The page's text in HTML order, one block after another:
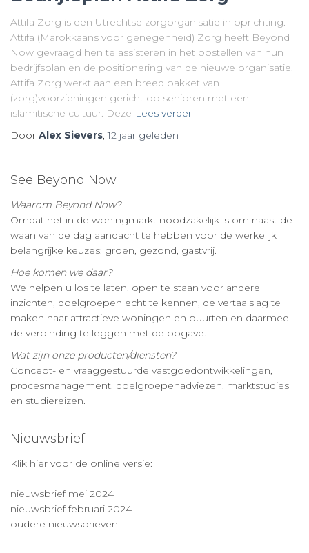
Attifa Zorg is een Utrechtse zorgorganisatie in oprichting.
Attifa (Marokkaans voor genegenheid) Zorg heeft Beyond
Now gevraagd hen te assisteren in het opstellen van hun
bedrijfsplan en de positionering van de nieuwe organisatie.
Attifa Zorg werkt aan een breed pakket van
(zorg)voorzieningen gericht op senioren met een
islamitische cultuur. Deze Lees verder
Door Alex Sievers,12 jaar geleden
See Beyond Now
Waarom Beyond Now?
Omdat het in de woningmarkt noodzakelijk is om naast de
waan van de dag aandacht te hebben voor de werkelijk
belangrijke keuzes: groen, gezond, gastvrij.
Hoe komen we daar?
We helpen u los te laten, open te staan voor andere
inzichten, doelgroepen echt te kennen, de vertaalslag te
maken naar attractieve woningen en buurten en daarmee
de verbinding te leggen met de opgave.
Wat zijn onze producten/diensten?
Concept- en vraaggestuurde vastgoedontwikkelingen,
procesmanagement, doelgroepenadviezen, marktstudies
en studiereizen.
Nieuwsbrief
Klik hier voor de online versie:
nieuwsbrief mei 2024
nieuwsbrief februari 2024
oudere nieuwsbrieven